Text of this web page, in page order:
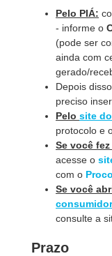
Pelo PIÁ:
- informe o
(pode ser
ainda com
gerado/
Depois
preciso
Pelo site
protocolo e
Se você
acesse o
com o
Se você
consulte a
Prazo